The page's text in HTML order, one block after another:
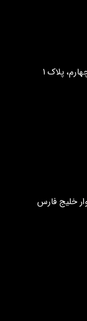
تهران ،سعادت آباد ، بلوار پاکنژاد،نبش آسمان چهارم، پلاک 1
خلیج فارس